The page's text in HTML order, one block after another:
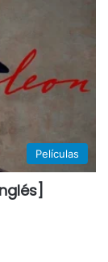
Películas